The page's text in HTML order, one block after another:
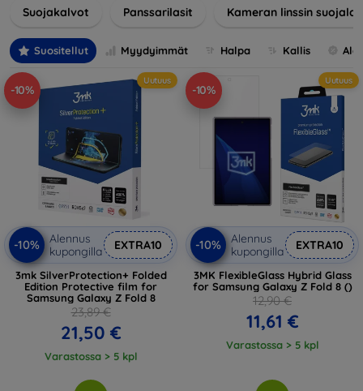
kun taas kalvot suojaavat pieniltä vaurioilta ja minimoivat
suojaa investointisi jokapäiväisiltä sudenkuopilta.
Valikoimassamme on tuotteita, jotka ovat yhteensopivia
useiden eri merkkien ja mallien kanssa, mikä takaa, että
jokainen asiakas löytää laitteelleen ihanteellisen suojan.
Suojakalvot Panssarilasit Kameran linssin
Suositellut Myydyimmät Halpa Kallis
-10%
Uutuus
-10%
Alennus
kupongilla
EXTRA10
3mk SilverProtection+ Folded
Edition Protective film for
Samsung Galaxy Z Fold 8
23,89 €
21,50 €
Varastossa > 5 kpl
-10%
Uutuus
-10%
Alennus
kupongilla
EXTRA10
3MK FlexibleGlass Hybrid Glass
for Samsung Galaxy Z Fold 8 ()
12,90 €
11,61 €
Varastossa > 5 kpl